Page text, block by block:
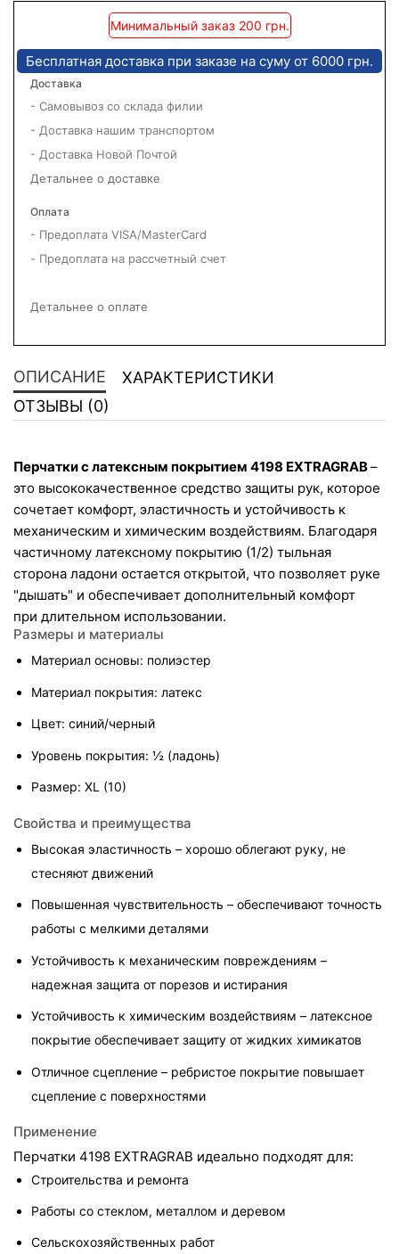
Минимальный заказ 200 грн.
Бесплатная доставка при заказе на суму от 6000 грн.
Доставка
- Самовывоз со склада филии
- Доставка нашим транспортом
- Доставка Новой Почтой
Детальнее о доставке
Оплата
- Предоплата VISA/MasterCard
- Предоплата на рассчетный счет
Детальнее о оплате
ОПИСАНИЕ
ХАРАКТЕРИСТИКИ
ОТЗЫВЫ (0)
Перчатки с латексным покрытием 4198 EXTRAGRAB –
это высококачественное средство защиты рук, которое
сочетает комфорт, эластичность и устойчивость к
механическим и химическим воздействиям. Благодаря
частичному латексному покрытию (1/2) тыльная
сторона ладони остается открытой, что позволяет руке
"дышать" и обеспечивает дополнительный комфорт
при длительном использовании.
Размеры и материалы
Материал основы: полиэстер
Материал покрытия: латекс
Цвет: синий/черный
Уровень покрытия: ½ (ладонь)
Размер: XL (10)
Свойства и преимущества
Высокая эластичность – хорошо облегают руку, не
стесняют движений
Повышенная чувствительность – обеспечивают точность
работы с мелкими деталями
Устойчивость к механическим повреждениям –
надежная защита от порезов и истирания
Устойчивость к химическим воздействиям – латексное
покрытие обеспечивает защиту от жидких химикатов
Отличное сцепление – ребристое покрытие повышает
сцепление с поверхностями
Применение
Перчатки 4198 EXTRAGRAB идеально подходят для:
Строительства и ремонта
Работы со стеклом, металлом и деревом
Сельскохозяйственных работ